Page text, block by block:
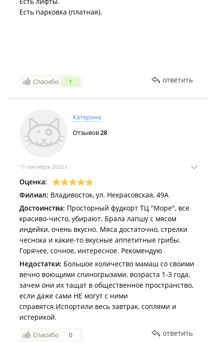
Есть парковка (платная).
Спасибо 1 ответить
Катерина
Отзывов28
11 сентября 2023 г.
Оценка:
Филиал: Владивосток, ул. Некрасовская, 49А
Достоинства: Просторный фудкорт ТЦ "Море", все
красиво-чисто, убирают. Брала лапшу с мясом
индейки, очень вкусно. Мяса достаточно, стрелки
чеснока и какие-то вкусные аппетитные грибы.
Горячее, сочное, интересное. Рекомендую
Недостатки: Большое количество мамаш со своими
вечно воющими спиногрызами, возраста 1-3 года,
зачем они их тащат в общественное пространство,
если даже сами НЕ могут с ними
справятся.Испортили весь завтрак, соплями и
истерикой.
Спасибо 0 ответить